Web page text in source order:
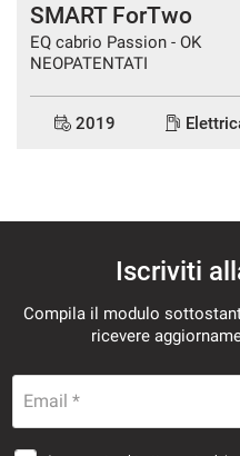
SMART ForTwo
EQ cabrio Passion - OK
NEOPATENTATI
2019
Iscriviti
Compila il modulo
ricevere
Email *